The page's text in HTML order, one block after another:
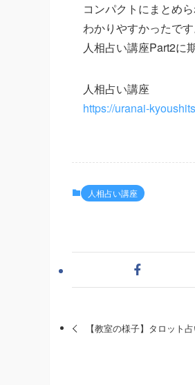
コンパクトにまとめ
わかりやすかったです
人相占い講座Part2に
人相占い講座
https://uranai-
人相占い講座
【教室の様子】タロット